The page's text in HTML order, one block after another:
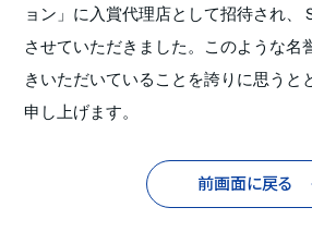
ョン」に入賞代理店として招待され、
させていただきました。このような名
きいただいていることを誇りに思うと
申し上げます。
前画面に戻る